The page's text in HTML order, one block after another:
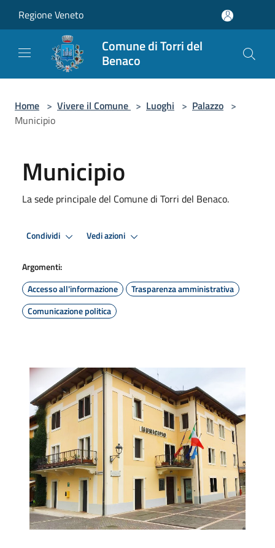
Regione Veneto
Comune di Torri del
Benaco
Home > Vivere il Comune > Luoghi > Palazzo >
Municipio
Municipio
La sede principale del Comune di Torri del Benaco.
Condividi Vedi azioni
Argomenti:
Accesso all'informazione
Trasparenza amministrativa
Comunicazione politica